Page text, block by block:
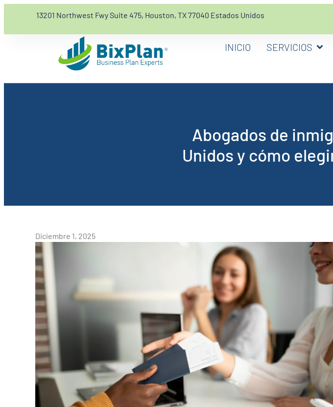
13201 Northwest Fwy Suite 475, Houston, TX 77040 Estados Unidos
INICIO SERVICIOS
Abogados de
Unidos y cómo
Diciembre 1, 2025